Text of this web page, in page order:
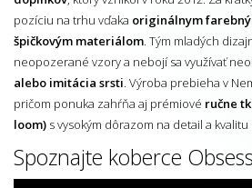
pozíciu na trhu vďaka originálnym
špičkovým materiálom. Tým mladých
neopozerané vzory a nebojí sa využívať
alebo imitácia srsti. Výroba prebieha v
pričom ponuka zahŕňa aj prémiové ručne
loom) s vysokým dôrazom na detail a
Spoznajte koberce